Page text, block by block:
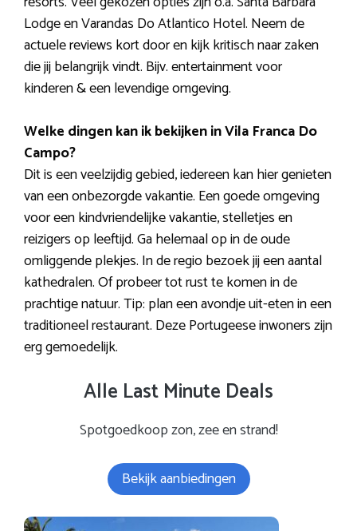
Lodge en Varandas Do Atlantico Hotel. Neem de
actuele reviews kort door en kijk kritisch naar zaken
die jij belangrijk vindt. Bijv. entertainment voor
kinderen & een levendige omgeving.
Welke dingen kan ik bekijken in Vila Franca Do
Campo?
Dit is een veelzijdig gebied, iedereen kan hier genieten
van een onbezorgde vakantie. Een goede omgeving
voor een kindvriendelijke vakantie, stelletjes en
reizigers op leeftijd. Ga helemaal op in de oude
omliggende plekjes. In de regio bezoek jij een aantal
kathedralen. Of probeer tot rust te komen in de
prachtige natuur. Tip: plan een avondje uit-eten in een
traditioneel restaurant. Deze Portugeese inwoners zijn
erg gemoedelijk.
Alle Last Minute Deals
Spotgoedkoop zon, zee en strand!
Bekijk aanbiedingen